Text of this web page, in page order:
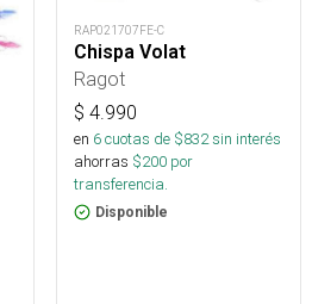
RAP021707FE-C
Chispa Volat
Ragot
$ 4.990
en 6cuotas de $832sin interés
ahorras $200 por
transferencia.
Disponible